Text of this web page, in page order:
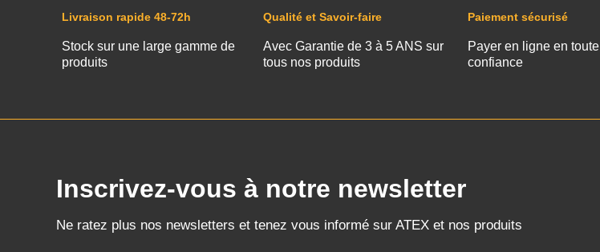
Livraison rapide 48-72h
Stock sur une large gamme de
produits
Qualité et Savoir-faire
Avec Garantie de 3 à 5 ANS sur
tous nos produits
Paiement sécurisé
Payer en ligne en toute
confiance
Inscrivez-vous à notre newsletter
Ne ratez plus nos newsletters et tenez vous informé sur ATEX et nos produits